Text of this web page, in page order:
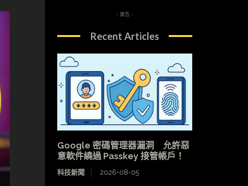
- 廣告 -
Recent Articles
Google 密碼管理器漏洞 允許惡
意軟件繞過 Passkey 接管帳戶！
科技新聞 2026-08-05